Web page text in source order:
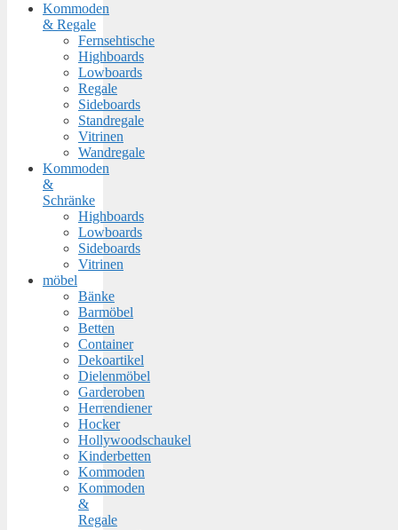
Kommoden
& Regale
Fernsehtische
Highboards
Lowboards
Regale
Sideboards
Standregale
Vitrinen
Wandregale
Kommoden
&
Schränke
Highboards
Lowboards
Sideboards
Vitrinen
möbel
Bänke
Barmöbel
Betten
Container
Dekoartikel
Dielenmöbel
Garderoben
Herrendiener
Hocker
Hollywoodschaukel
Kinderbetten
Kommoden
Kommoden
&
Regale